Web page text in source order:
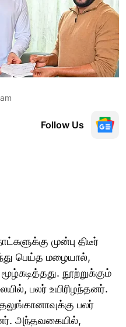
Follow Us
முன்பு திடீர்
பெய்த மழையால்,
நூற்றுக்கும்
பலர் உயிரிழந்தனர்.
பலர்
அந்தவகையில்,